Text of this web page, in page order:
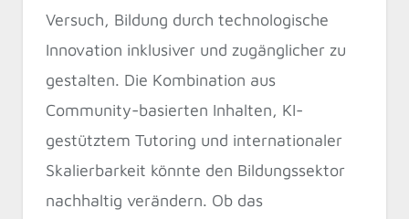
Versuch, Bildung durch technologische
Innovation inklusiver und zugänglicher zu
gestalten. Die Kombination aus
Community-basierten Inhalten, KI-
gestütztem Tutoring und internationaler
Skalierbarkeit könnte den Bildungssektor
nachhaltig verändern. Ob das